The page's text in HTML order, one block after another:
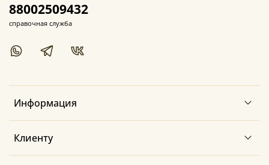
Информация
Клиенту
88002509432
справочная служба